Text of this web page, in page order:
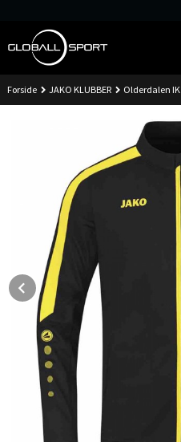
innholdet
Forside JAKO KLUBBER Olderdalen IK
Prev